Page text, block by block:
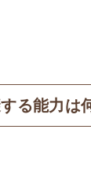
る能力は